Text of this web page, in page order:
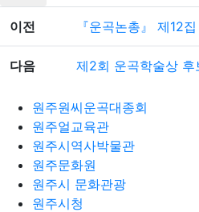
이전 『운곡논총』 제12
다음 제2회 운곡학술상 후
원주원씨운곡대종회
원주얼교육관
원주시역사박물관
원주문화원
원주시 문화관광
원주시청